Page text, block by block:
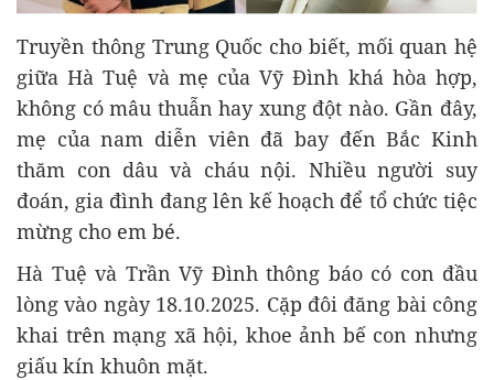
Truyền thông Trung Quốc cho biết, mối quan hệ
giữa Hà Tuệ và mẹ của Vỹ Đình khá hòa hợp,
không có mâu thuẫn hay xung đột nào. Gần đây,
mẹ của nam diễn viên đã bay đến Bắc Kinh
thăm con dâu và cháu nội. Nhiều người suy
đoán, gia đình đang lên kế hoạch để tổ chức tiệc
mừng cho em bé.
Hà Tuệ và Trần Vỹ Đình thông báo có con đầu
lòng vào ngày 18.10.2025. Cặp đôi đăng bài công
khai trên mạng xã hội, khoe ảnh bế con nhưng
giấu kín khuôn mặt.